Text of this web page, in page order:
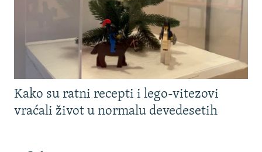
Kako su ratni recepti i lego-vitezovi
vraćali život u normalu devedesetih